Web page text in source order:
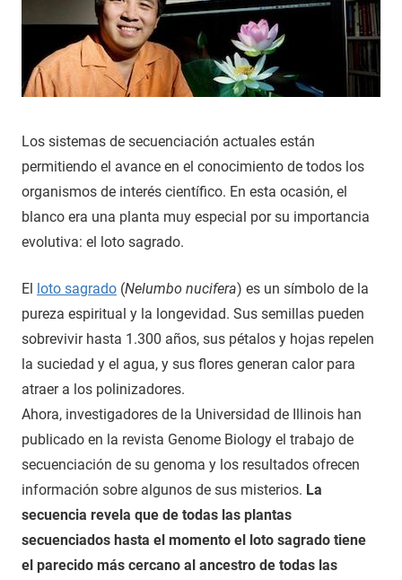
Los sistemas de secuenciación actuales están
permitiendo el avance en el conocimiento de todos los
organismos de interés científico. En esta ocasión, el
blanco era una planta muy especial por su importancia
evolutiva: el loto sagrado.
El loto sagrado (Nelumbo nucifera) es un símbolo de la
pureza espiritual y la longevidad. Sus semillas pueden
sobrevivir hasta 1.300 años, sus pétalos y hojas repelen
la suciedad y el agua, y sus flores generan calor para
atraer a los polinizadores.
Ahora, investigadores de la Universidad de Illinois han
publicado en la revista Genome Biology el trabajo de
secuenciación de su genoma y los resultados ofrecen
información sobre algunos de sus misterios. La
secuencia revela que de todas las plantas
secuenciados hasta el momento el loto sagrado tiene
el parecido más cercano al ancestro de todas las